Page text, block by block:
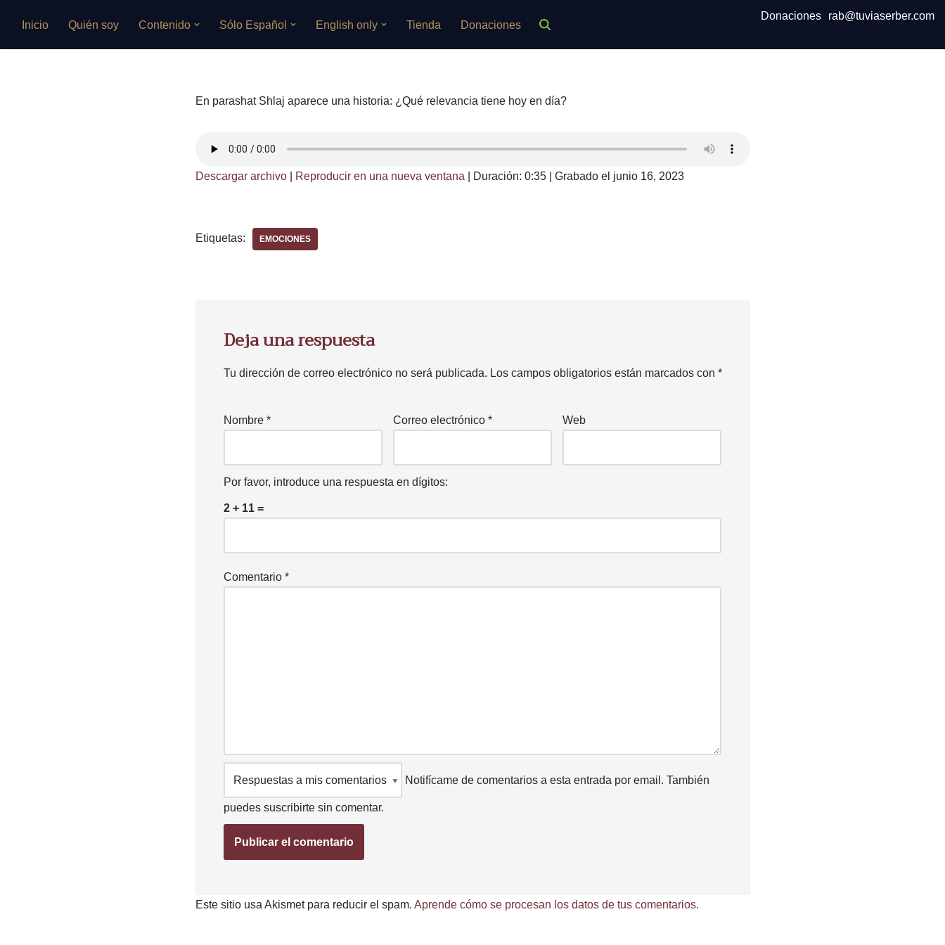
Inicio Quién soy Contenido Sólo Español English only Tienda Donaciones
Donaciones rab@tuviaserber.com
En parashat Shlaj aparece una historia: ¿Qué relevancia tiene hoy en día?
Descargar archivo| Reproducir en una nueva ventana Duración: 0:35| Grabado el junio 16, 2023
Etiquetas: EMOCIONES
Deja una respuesta
Tu dirección de correo electrónico no será publicada. Los campos obligatorios están marcados con *
Nombre * Correo electrónico * Web
Por favor, introduce una respuesta en dígitos:
2 + 11 =
Comentario *
Notifícame de comentarios a esta entrada por email. También
puedes suscribirtesin comentar.
Este sitio usa Akismet para reducir el spam. Aprende cómo se procesan los datos de tus comentarios.